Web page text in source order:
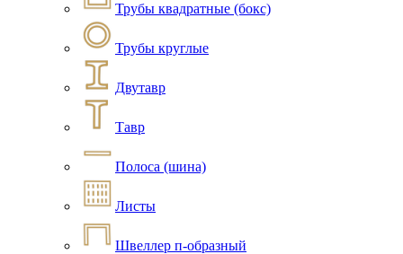
Трубы квадратные (бокс)
Трубы круглые
Двутавр
Тавр
Полоса (шина)
Листы
Швеллер п-образный